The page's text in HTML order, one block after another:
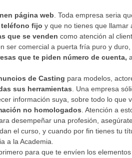
página web. Toda empresa seria
teléfono fijo y que no tienes que llamar
que se venden como atención al
ser comercial a puerta fría puro y
que te piden número de cuenta,
de Casting para modelos,
sus herramientas. Una empresa
información suya, sobre todo lo que
no homologados. Atención a
desempeñar una profesión,
el curso, y cuando por fin tienes tu
a la Academia.
para que te envíen los